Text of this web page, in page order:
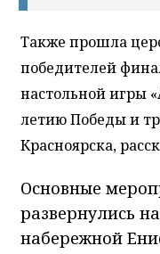
Также прошла
победителей
настольной игры
летию Победы и
Красноярска,
Основные
развернулись
набережной